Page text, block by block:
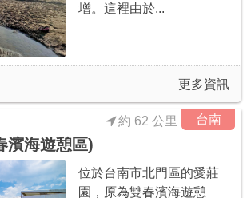
增。這裡由於...
更多資訊
台南
濱海遊憩區)
約 62 公里
位於台南市北門區的愛莊
園，原為雙春濱海遊憩